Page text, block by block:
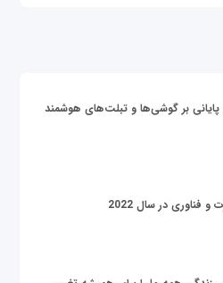
بر گوشی‌ها و تبلت‌های هوشمند